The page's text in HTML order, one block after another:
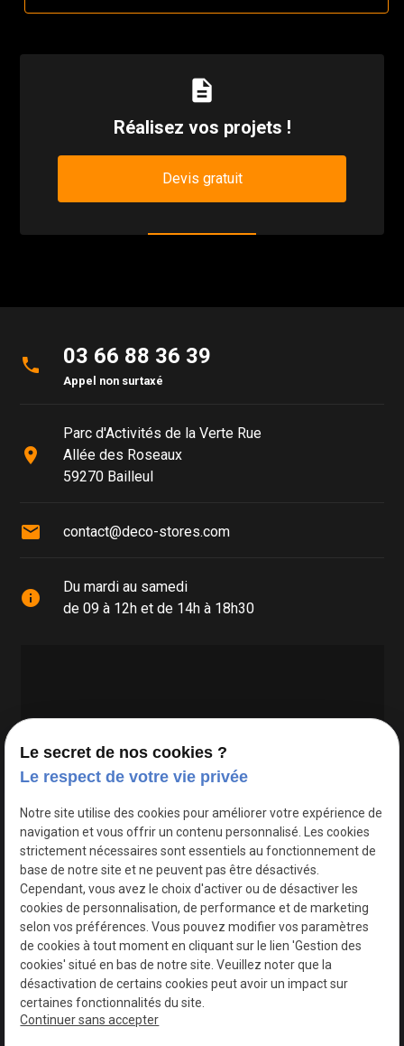
description
Réalisez vos projets !
Devis gratuit
phone 03 66 88 36 39
Appel non surtaxé
place
Parc d'Activités de la Verte Rue
Allée des Roseaux
59270 Bailleul
mail contact@deco-stores.com
info
Du mardi au samedi
de 09 à 12h et de 14h à 18h30
Google Maps Search API est désactivé.
Le secret de nos cookies ?
Le respect de votre vie privée
Notre site utilise des cookies pour améliorer votre expérience de
navigation et vous offrir un contenu personnalisé. Les cookies
strictement nécessaires sont essentiels au fonctionnement de
base de notre site et ne peuvent pas être désactivés.
Cependant, vous avez le choix d'activer ou de désactiver les
cookies de personnalisation, de performance et de marketing
selon vos préférences. Vous pouvez modifier vos paramètres
de cookies à tout moment en cliquant sur le lien 'Gestion des
cookies' situé en bas de notre site. Veuillez noter que la
désactivation de certains cookies peut avoir un impact sur
certaines fonctionnalités du site.
Continuer sans accepter